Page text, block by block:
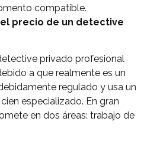
compatible.
precio de un detective
privado profesional
a que realmente es un
regulado y usa un
especializado. En gran
en dos áreas: trabajo de